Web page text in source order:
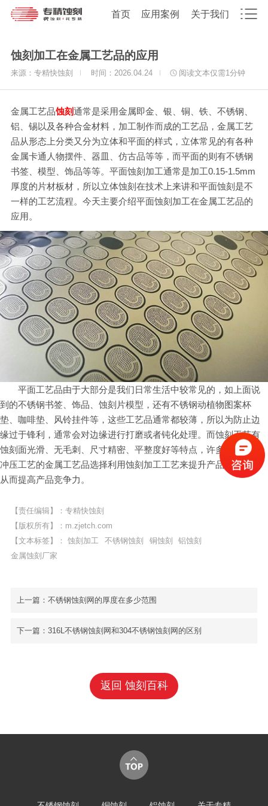
首页 应用案例 关于我们
蚀刻加工在金属工艺品的应用
来源：专精快蚀刻 时间：2026.04.24 阅读文本仅需1分钟
金属工艺品蚀刻通常是采用金属即金、银、铜、铁、不锈钢、
铝、锡以及各种合金材料，加工制作而成的工艺品，金属工艺
品从形态上分类又分为立体和平面的样式，立体常见的有各种
金属卡通人物摆件、器皿、仿古品等等，而平面的则有不锈钢
书签、模型、饰品等等。平面蚀刻加工通常是加工0.15-1.5mm
厚度的片材板材，所以立体蚀刻在技术上来讲和平面蚀刻是不
一样的工艺流程。今天主要介绍平面蚀刻加工在金属工艺品的
应用。
平面工艺品由于大部分是我们日常生活中较常见的，如上面说
到的不锈钢书签、饰品、蚀刻片模型，还有不锈钢动植物图案杯
垫、咖啡垫、风铃挂件等，这些工艺品通常都较薄，所以为防止边
缘过于锋利，通常会对边缘进行打磨或者钝化处理。而蚀刻工艺有
蚀刻面光滑、无毛刺、尺寸精密、平整度好等特点，许多之前采用
冲压工艺的金属工艺品选择利用蚀刻加工工艺来提升产品的品质，
从而提高产品竞争力。
【责任编辑】：专精快蚀刻
【版权所有】： m.zjetch.com
【文本标签】： 蚀刻加工 不锈钢蚀刻 铜蚀刻
铝蚀刻
金属蚀刻厂家
上一篇：不锈钢蚀刻网的厚度在多少范围
下一篇：316L不锈钢蚀刻网和304不锈钢蚀刻网的区别
返回 蚀刻百科